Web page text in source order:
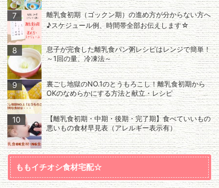
7
離乳食初期（ゴックン期）の進め方が分からない方へ
♪スケジュール例、時間帯全部お伝えします☆
8
息子が完食した離乳食パン粥レシピはレンジで簡単！
～1回の量、冷凍法～
9
裏ごし地獄のNO.1のとうもろこし！離乳食初期から
OKのなめらかにする方法と献立・レシピ
10
【離乳食初期・中期・後期・完了期】食べていいもの
悪いもの食材早見表（アレルギー表示有）
ももイチオシ食材宅配☆